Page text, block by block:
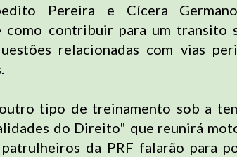
Pereira e Cícera
como contribuir para um transito
relacionadas com vias
tipo de treinamento sob a
do Direito" que reunirá
da PRF falarão para